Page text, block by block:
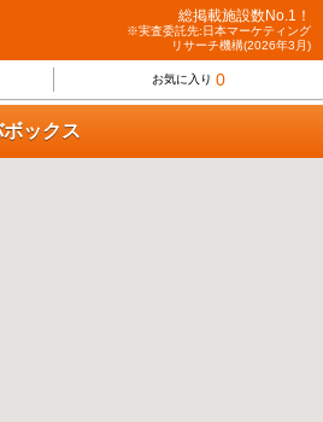
総掲載施設数No.1！
※実査委託先:日本マーケティング
リサーチ機構(2026年3月)
お気に入り 0
ックス